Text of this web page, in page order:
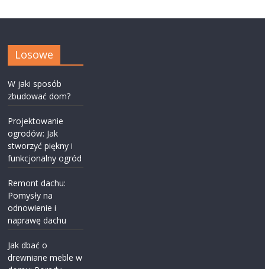
Losowe
W jaki sposób
zbudować dom?
Projektowanie
ogrodów: Jak
stworzyć piękny i
funkcjonalny ogród
Remont dachu:
Pomysły na
odnowienie i
naprawę dachu
Jak dbać o
drewniane meble w